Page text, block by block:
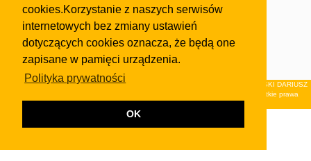
cookies.Korzystanie z naszych serwisów
internetowych bez zmiany ustawień
dotyczących cookies oznacza, że będą one
zapisane w pamięci urządzenia.
Polityka prywatności
OK
Skontaktuj się z nami
regulaminuiPolityki Prywatności.
Klauzula FB
© 2026Wydawnictwo NEON sp. z o.o. (dawniej: FIRMA NEON MAREK KLUCZEWSKI DARIUSZ
KRAWCZYK s.c.) z siedzibą w Olkuszu, ul.Żuradzka 15, 32-300 Olkusz . Wszystkie prawa